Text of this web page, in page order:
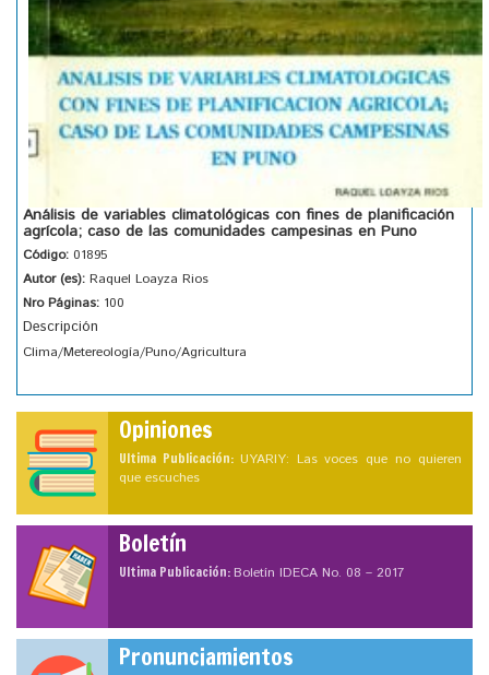
Análisis de variables climatológicas con fines de planificación
agrícola; caso de las comunidades campesinas en Puno
Código: 01895
Autor (es): Raquel Loayza Rios
Nro Páginas: 100
Descripción
Clima/Metereología/Puno/Agricultura
Opiniones
Ultima Publicación: UYARIY: Las voces que no quieren
que escuches
Boletín
Ultima Publicación:Boletín IDECA No. 08 – 2017
Pronunciamientos